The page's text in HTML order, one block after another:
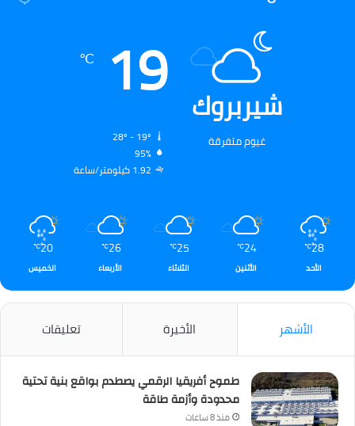
شيربروك
غيوم متفرقة
19
℃
95%
1.92 كيلومتر/ساعة
28
℃
الأحد
24
℃
الأثنين
25
℃
الثلاثاء
26
℃
الأربعاء
20
℃
الخميس
الأشهر الأخيرة تعليقات
طموح أفريقيا الرقمي يصطدم بواقع بنية تحتية
محدودة وأزمة طاقة
منذ 8 ساعات